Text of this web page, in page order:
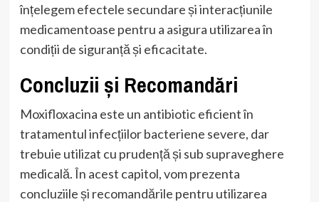
înțelegem efectele secundare și interacțiunile
medicamentoase pentru a asigura utilizarea în
condiții de siguranță și eficacitate.
Concluzii și Recomandări
Moxifloxacina este un antibiotic eficient în
tratamentul infecțiilor bacteriene severe, dar
trebuie utilizat cu prudență și sub supraveghere
medicală. În acest capitol, vom prezenta
concluziile și recomandările pentru utilizarea